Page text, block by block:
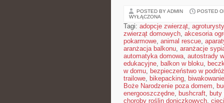
POSTED BY ADMIN POSTED
WYŁĄCZONA
Tagi: adopcje zwierząt,
zwierząt domowych, akcesoria
pokarmowe, animal rescue,
aranżacja balkonu, aranżacje
automatyka domowa, autostrady
edukacyjne, balkon w bloku,
w domu, bezpieczeństwo w
trailowe, bikepacking, biwakowanie
Boże Narodzenie poza domem,
energooszczędne, bushcraft, buty
choroby roślin doniczkowych,